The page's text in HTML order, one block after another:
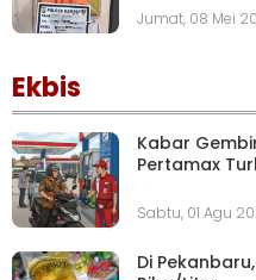
Jumat, 08 Mei
Ekbis
Kabar
Pertamax
Sabtu, 01 Agu
Di